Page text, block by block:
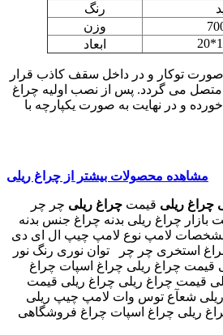
رنگ
وزن
ابعاد
توکار و در داخل سقف کاذب قرار
متصل می گردد. پس از نصب اولیه چراغ
و در نهایت به صورت یکپارچه با
مشاهده محصولات بیشتر از چراغ ریلی
چراغ ریلی قیمت چراغ ریلی چر چر
بازار چراغ ریلی بدنه چراغ جنس بدنه
مشخصات لامپ نوع لامپ چیپ ال ای دی
توان نوری رنگ نور ‎ چراغ ریلی هالوژن گچی چراغ استخری چر چر
قیمت چراغ ریلی چراغ اسپات چراغ
قیمت چراغ ریلی چراغ ریلی قیمت
شعآع توس وات لامپ چیپ ریلی
ریلی چراغ اسپات چراغ فروشگاهی